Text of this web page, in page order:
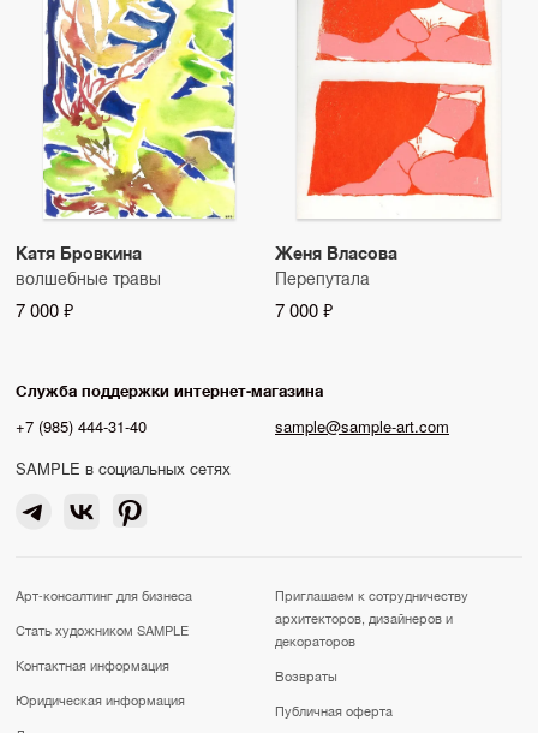
Катя Бровкина
волшебные травы
7 000 ₽
Женя Власова
Перепутала
7 000 ₽
Служба поддержки интернет-магазина
+7 (985) 444-31-40
sample@sample-art.com
SAMPLE в социальных сетях
Арт-консалтинг для бизнеса
Стать художником SAMPLE
Контактная информация
Юридическая информация
Приглашаем к сотрудничеству
архитекторов, дизайнеров и
декораторов
Возвраты
Публичная оферта